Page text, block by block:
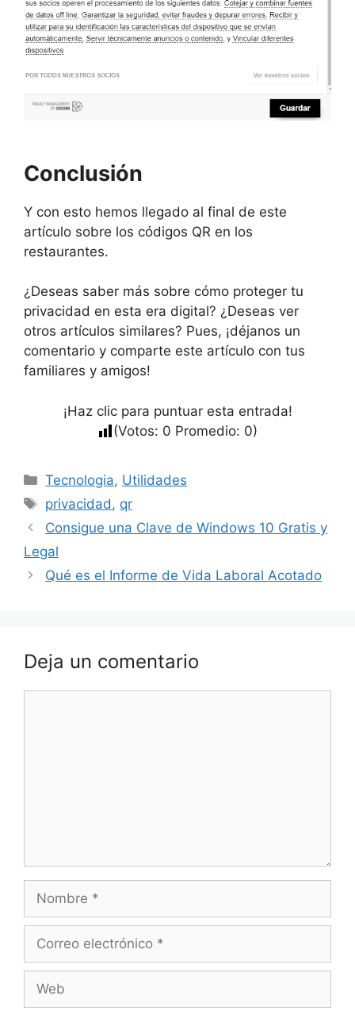
Conclusión
Y con esto hemos llegado al final de este
artículo sobre los códigos QR en los
restaurantes.
¿Deseas saber más sobre cómo proteger tu
privacidad en esta era digital? ¿Deseas ver
otros artículos similares? Pues, ¡déjanos un
comentario y comparte este artículo con tus
familiares y amigos!
¡Haz clic para puntuar esta entrada!
(Votos: 0 Promedio: 0)
Categorías
Tecnologia, Utilidades
Etiquetas
privacidad , qr
Consigue una Clave de Windows 10 Gratis y
Legal
Qué es el Informe de Vida Laboral Acotado
Deja un comentario
electrónico